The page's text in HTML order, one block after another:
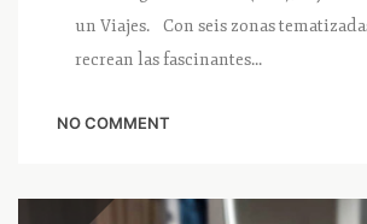
un Viajes. Con seis zonas
recrean las fascinantes...
NO COMMENT